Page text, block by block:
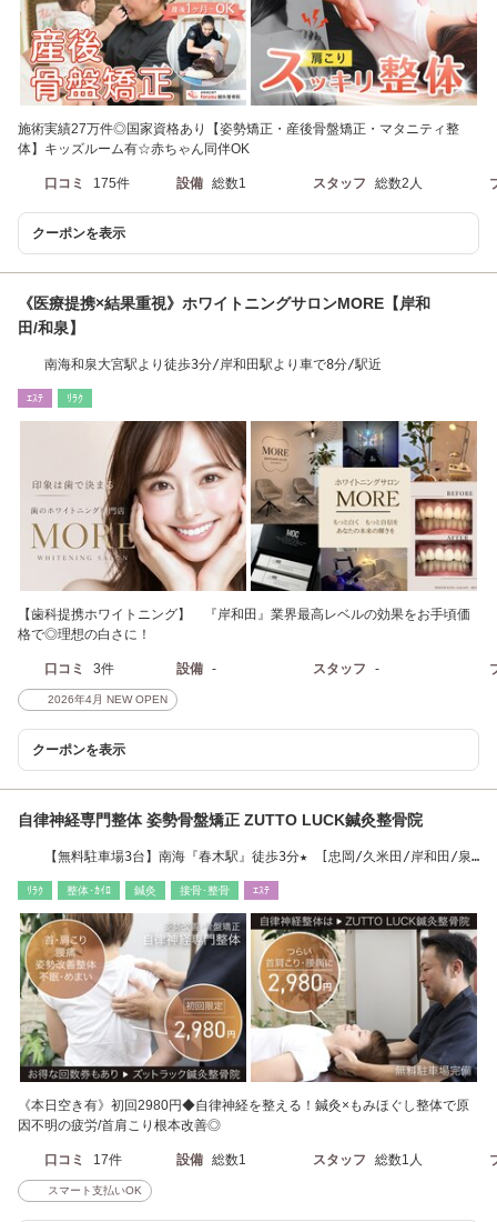
施術実績27万件◎国家資格あり【姿勢矯正・産後骨盤矯正・マタニティ整
体】キッズルーム有☆赤ちゃん同伴OK
口コミ 175件 設備 総数1 スタッフ 総数2人
クーポンを表示
《医療提携×結果重視》ホワイトニングサロンMORE【岸和
田/和泉】
南海和泉大宮駅より徒歩3分/岸和田駅より車で8分/駅近
ｴｽﾃ ﾘﾗｸ
【歯科提携ホワイトニング】 『岸和田』業界最高レベルの効果をお手頃価
格で◎理想の白さに！
口コミ 3件 設備 - スタッフ -
2026年4月 NEW OPEN
クーポンを表示
自律神経専門整体 姿勢骨盤矯正 ZUTTO LUCK鍼灸整骨院
【無料駐車場3台】南海『春木駅』徒歩3分★ [忠岡/久米田/岸和田/泉
ﾘﾗｸ 整体･ｶｲﾛ 鍼灸 接骨･整骨 ｴｽﾃ
《本日空き有》初回2980円◆自律神経を整える！鍼灸×もみほぐし整体で原
因不明の疲労/首肩こり根本改善◎
口コミ 17件 設備 総数1 スタッフ 総数1人
スマート支払いOK